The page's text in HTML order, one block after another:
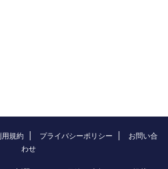
用規約 プライバシーポリシー
お問い合
わせ